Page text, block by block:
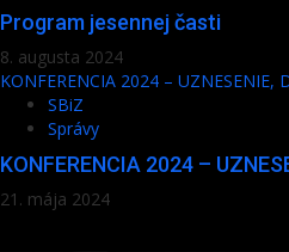
Program jesennej časti
8. augusta 2024
KONFERENCIA 2024 – UZNESENIE,
SBiZ
Správy
KONFERENCIA 2024 –
21. mája 2024